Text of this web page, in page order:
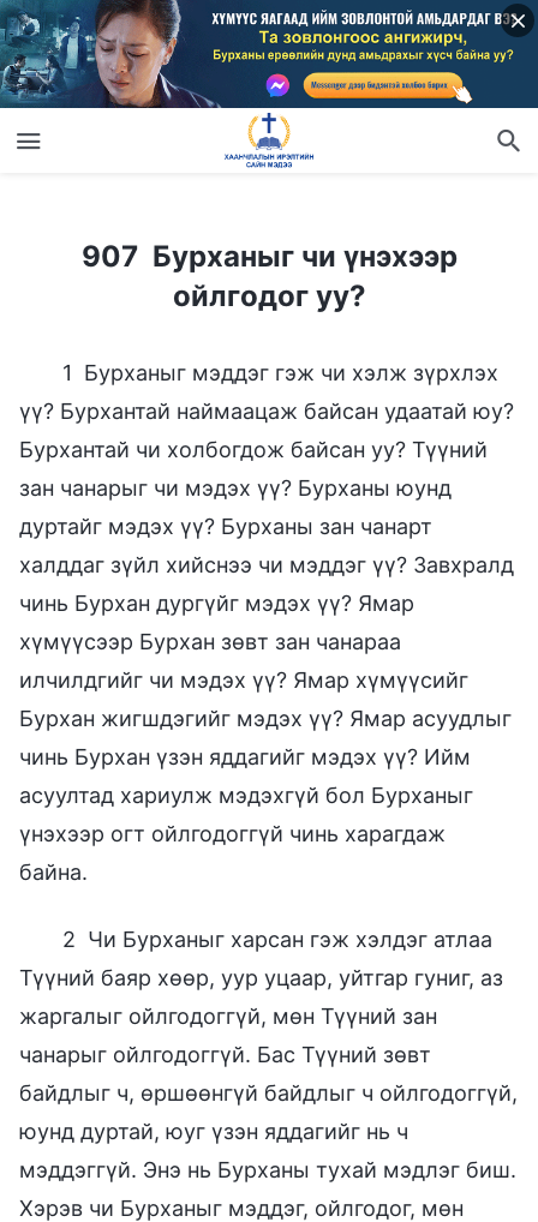
907 Бурханыг чи үнэхээр ойлгодог уу?
907 Бурханыг чи үнэхээр
ойлгодог уу?
1 Бурханыг мэддэг гэж чи хэлж зүрхлэх
үү? Бурхантай наймаацаж байсан удаатай юу?
Бурхантай чи холбогдож байсан уу? Түүний
зан чанарыг чи мэдэх үү? Бурханы юунд
дуртайг мэдэх үү? Бурханы зан чанарт
халддаг зүйл хийснээ чи мэддэг үү? Завхралд
чинь Бурхан дургүйг мэдэх үү? Ямар
хүмүүсээр Бурхан зөвт зан чанараа
илчилдгийг чи мэдэх үү? Ямар хүмүүсийг
Бурхан жигшдэгийг мэдэх үү? Ямар асуудлыг
чинь Бурхан үзэн яддагийг мэдэх үү? Ийм
асуултад хариулж мэдэхгүй бол Бурханыг
үнэхээр огт ойлгодоггүй чинь харагдаж
байна.
2 Чи Бурханыг харсан гэж хэлдэг атлаа
Түүний баяр хөөр, уур уцаар, уйтгар гуниг, аз
жаргалыг ойлгодоггүй, мөн Түүний зан
чанарыг ойлгодоггүй. Бас Түүний зөвт
байдлыг ч, өршөөнгүй байдлыг ч ойлгодоггүй,
юунд дуртай, юуг үзэн яддагийг нь ч
мэддэггүй. Энэ нь Бурханы тухай мэдлэг биш.
Хэрэв чи Бурханыг мэддэг, ойлгодог, мөн